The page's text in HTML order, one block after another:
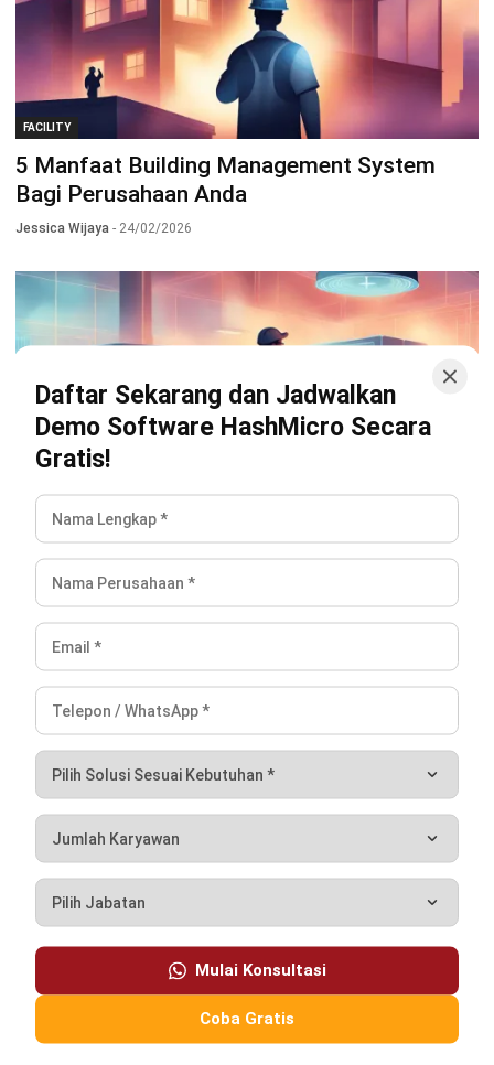
Daftar Sekarang dan Jadwalkan
Demo Software HashMicro Secara
Gratis!
Mulai Konsultasi
Coba Gratis
FACILITY
5 Manfaat Building Management System
Bagi Perusahaan Anda
Jessica Wijaya - 24/02/2026
Pentingnya Otomasi Penjadwalan pada
Perawatan Fasilitas dan Aset Perusahaan
Anda
Jonathan Kurniawan
ARTIKEL TERBARU
Apa Itu Quiet Quitting dan Bagaimana Cara HR
Mendeteksinya Sejak Dini?
Strategi HRD Mengelola Negosiasi Gaji Secara
Apa Itu Quiet Firing? Kenali Tanda, Dampak, dan
Cara Menghadapinya